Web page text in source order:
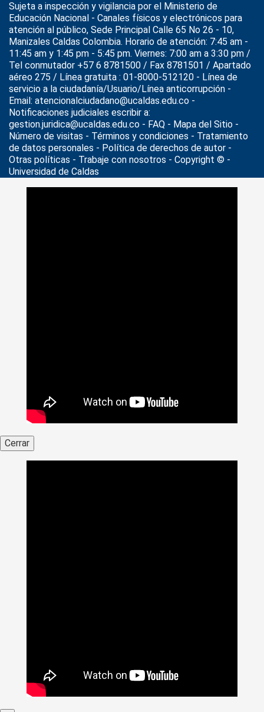
Noticias>Universidad al Día>Universidad de Caldas, sede
Sujeta a inspección y vigilancia por el Ministerio de
Educación Nacional - Canales físicos y electrónicos para
atención al público, Sede Principal Calle 65 No 26 - 10,
Manizales Caldas Colombia. Horario de atención: 7:45 am -
11:45 am y 1:45 pm - 5:45 pm. Viernes: 7:00 am a 3:30 pm /
Tel conmutador +57 6 8781500 / Fax 8781501 / Apartado
aéreo 275 / Línea gratuita : 01-8000-512120 - Línea de
servicio a la ciudadanía/Usuario/Línea anticorrupción -
Email: atencionalciudadano@ucaldas.edu.co -
Notificaciones judiciales escribir a:
gestion.juridica@ucaldas.edu.co - FAQ - Mapa del Sitio -
Número de visitas - Términos y condiciones - Tratamiento
de datos personales - Política de derechos de autor -
Otras políticas - Trabaje con nosotros - Copyright © -
Universidad de Caldas
Cerrar